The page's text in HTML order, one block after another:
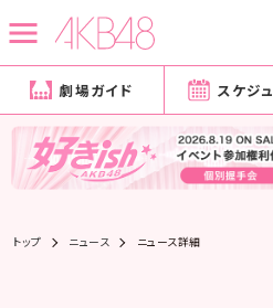
劇場ガイド スケジ
トップ ニュース ニュース詳細